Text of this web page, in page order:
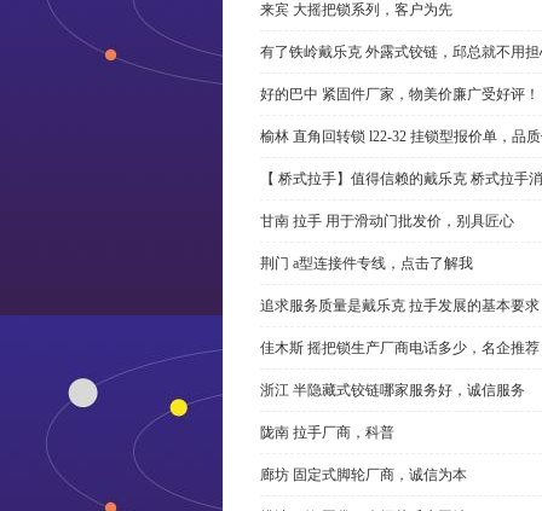
来宾 大摇把锁系列，客户为先
有了铁岭戴乐克 外露式铰链，邱总就不用
好的巴中 紧固件厂家，物美价廉广受好评！
榆林 直角回转锁 l22-32 挂锁型报价单，品
【 桥式拉手】值得信赖的戴乐克 桥式拉手
甘南 拉手 用于滑动门批发价，别具匠心
荆门 a型连接件专线，点击了解我
追求服务质量是戴乐克 拉手发展的基本要求
佳木斯 摇把锁生产厂商电话多少，名企推荐
浙江 半隐藏式铰链哪家服务好，诚信服务
陇南 拉手厂商，科普
廊坊 固定式脚轮厂商，诚信为本